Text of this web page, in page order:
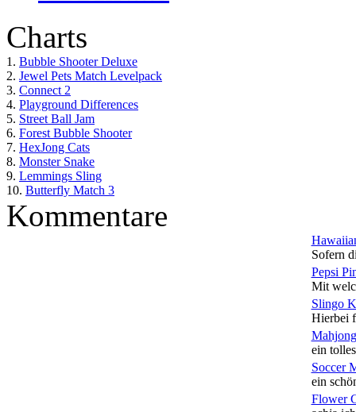
Charts
1. Bubble Shooter Deluxe
2. Jewel Pets Match Levelpack
3. Connect 2
4. Playground Differences
5. Street Ball Jam
6. Forest Bubble Shooter
7. HexJong Cats
8. Monster Snake
9. Lemmings Sling
10. Butterfly Match 3
Kommentare
Sofern
Pepsi
Mit
Slingo
Hierbei
ein
Soccer
ein
Flower